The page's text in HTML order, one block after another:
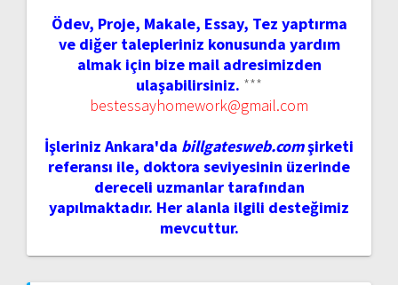
Ödev, Proje, Makale, Essay, Tez yaptırma
ve diğer talepleriniz konusunda yardım
almak için bize mail adresimizden
ulaşabilirsiniz. ***
bestessayhomework@gmail.com
İşleriniz Ankara'da billgatesweb.comşirketi
referansı ile, doktora seviyesinin üzerinde
dereceli uzmanlar tarafından
yapılmaktadır. Her alanla ilgili desteğimiz
mevcuttur.